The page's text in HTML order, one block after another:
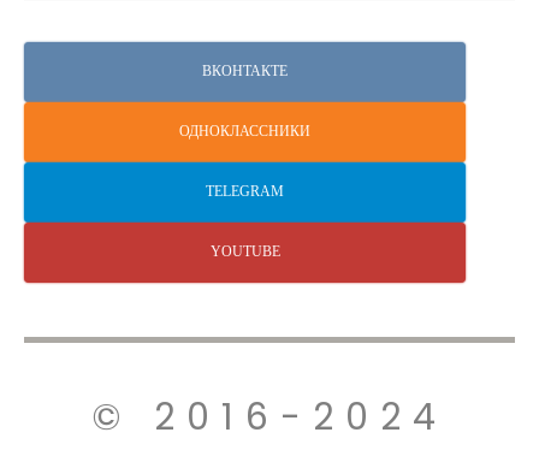
ВКОНТАКТЕ
ОДНОКЛАССНИКИ
TELEGRAM
YOUTUBE
© 2016-2024